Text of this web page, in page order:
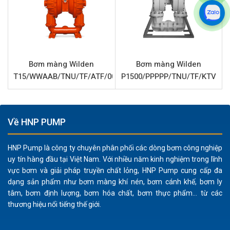
quả với nhiều loại hóa chất nhẹ và dung môi.
Vật liệu linh hoạt: Màng, bi và đế bi làm từ cao su
Neoprene cung cấp khả năng tương thích hóa học tốt,
chất lỏng.
Xử lý chất rắn: Khả năng bơm các chất lỏng có chứa
hạt rắn kích thước lên đến 6.4 mm, mở rộng phạm vi
dụng điện, giảm thiểu rủi ro cháy nổ khi làm việc với
hóa chất dễ cháy hoặc trong môi trường nguy hiểm.
Tự mồi: Có khả năng tự mồi khô, đơn giản hóa quá
trình khởi động và vận hành.
Lưu lượng và áp lực mạnh mẽ: Với lưu lượng tối đa
Bơm màng Wilden
T15/WWAAB/TNU/TF/ATF/0014
Bơm màng Wilden
P1500/PPPPP/TNU/TF/KTV
Về HNP PUMP
HNP Pump là công ty chuyên phân phối các dòng bơm công nghiệp
uy tín hàng đầu tại Việt Nam. Với nhiều năm kinh nghiệm trong lĩnh
vực bơm và giải pháp truyền chất lỏng, HNP Pump cung cấp đa
dạng sản phẩm như bơm màng khí nén, bơm cánh khế, bơm ly
tâm, bơm định lượng, bơm hóa chất, bơm thực phẩm... từ các
thương hiệu nổi tiếng thế giới.